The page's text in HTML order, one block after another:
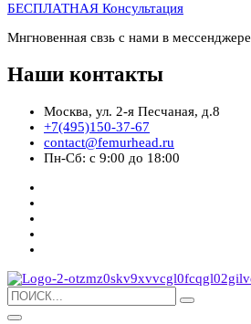
БЕСПЛАТНАЯ Консультация
Мнгновенная свзь с нами в мессенджере
Наши контакты
Москва, ул. 2-я Песчаная, д.8
+7(495)150-37-67
contact@femurhead.ru
Пн-Сб: с 9:00 до 18:00